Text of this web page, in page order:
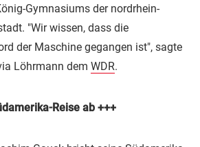
Gymnasiums der nordrhein-
"Wir wissen, dass die
der Maschine gegangen ist", sagte
Löhrmann dem WDR.
Reise ab +++